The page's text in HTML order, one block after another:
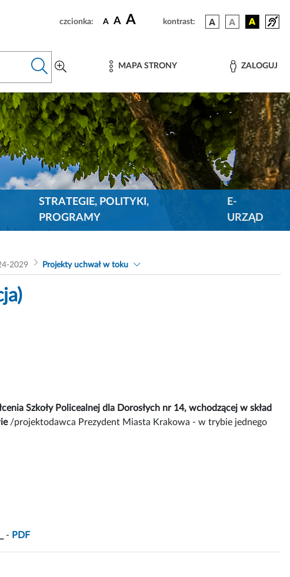
czcionka: A A A kontrast:
MAPA STRONY ZALOGUJ
STRATEGIE, POLITYKI,
PROGRAMY
E-
URZĄD
2029 Projekty uchwał w toku
Szkoły Policealnej dla Dorosłych nr 14, wchodzącej w skład
/projektodawca Prezydent Miasta Krakowa - w trybie jednego
- PDF